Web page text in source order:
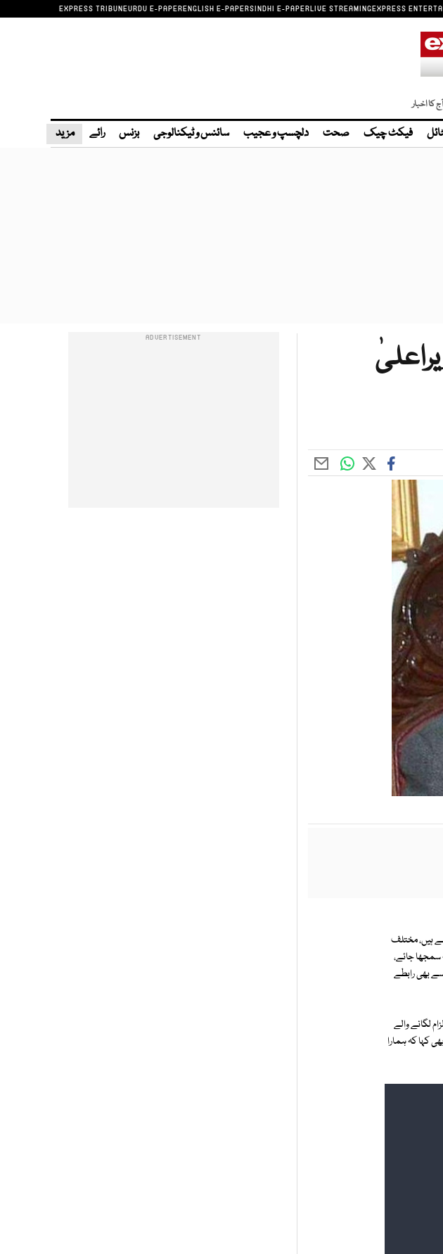
EXPRESS TRIBUNEURDU E-PAPERENGLISH E-PAPERSINDHI E-PAPERLIVE STREAMINGEXPRESS
کا اخبار
فیکٹ چیک صحت دلچسپ و عجیب سائنس و ٹیکنالوجی بزنس رائے مزید
ہیں، مختلف
سمجھا جائے،
بھی رابطے
لگانے والے
نے بھی کہا کہ ہمارا